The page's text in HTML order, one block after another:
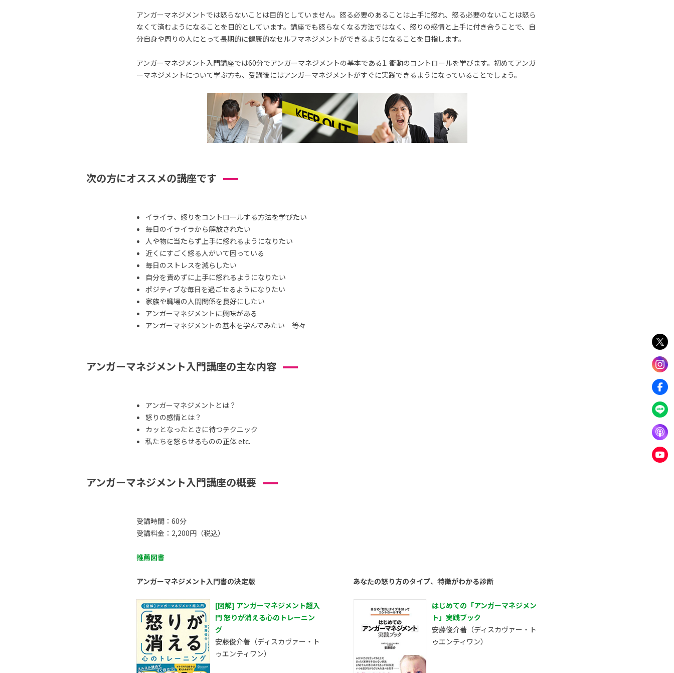
アンガーマネジメントでは怒らないことは目的としていません。怒る必要のあることは上手に怒れ、怒る必要のないことは怒ら
なくて済むようになることを目的としています。講座でも怒らなくなる方法ではなく、怒りの感情と上手に付き合うことで、自
分自身や周りの人にとって長期的に健康的なセルフマネジメントができるようになることを目指します。
アンガーマネジメント入門講座では60分でアンガーマネジメントの基本である1. 衝動のコントロールを学びます。初めてアンガ
ーマネジメントについて学ぶ方も、受講後にはアンガーマネジメントがすぐに実践できるようになっていることでしょう。
次の方にオススメの講座です
イライラ、怒りをコントロールする方法を学びたい
毎日のイライラから解放されたい
人や物に当たらず上手に怒れるようになりたい
近くにすごく怒る人がいて困っている
毎日のストレスを減らしたい
自分を責めずに上手に怒れるようになりたい
ポジティブな毎日を過ごせるようになりたい
家族や職場の人間関係を良好にしたい
アンガーマネジメントに興味がある
アンガーマネジメントの基本を学んでみたい 等々
アンガーマネジメント入門講座の主な内容
アンガーマネジメントとは？
怒りの感情とは？
カッとなったときに待つテクニック
私たちを怒らせるものの正体 etc.
アンガーマネジメント入門講座の概要
受講時間：60分
受講料金：2,200円（税込）
推薦図書
アンガーマネジメント入門書の決定版
[図解] アンガーマネジメント超入
門 怒りが消える心のトレーニン
グ
安藤俊介著（ディスカヴァー・ト
ゥエンティワン）
あなたの怒り方のタイプ、特徴がわかる診断
はじめての「アンガーマネジメン
ト」実践ブック
安藤俊介著（ディスカヴァー・ト
ゥエンティワン）